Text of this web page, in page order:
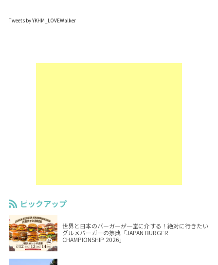
Tweets by YKHM_LOVEWalker
ピックアップ
世界と日本のバーガーが一堂に介する！絶対に行きたい
グルメバーガーの祭典「JAPAN BURGER
CHAMPIONSHIP 2026」